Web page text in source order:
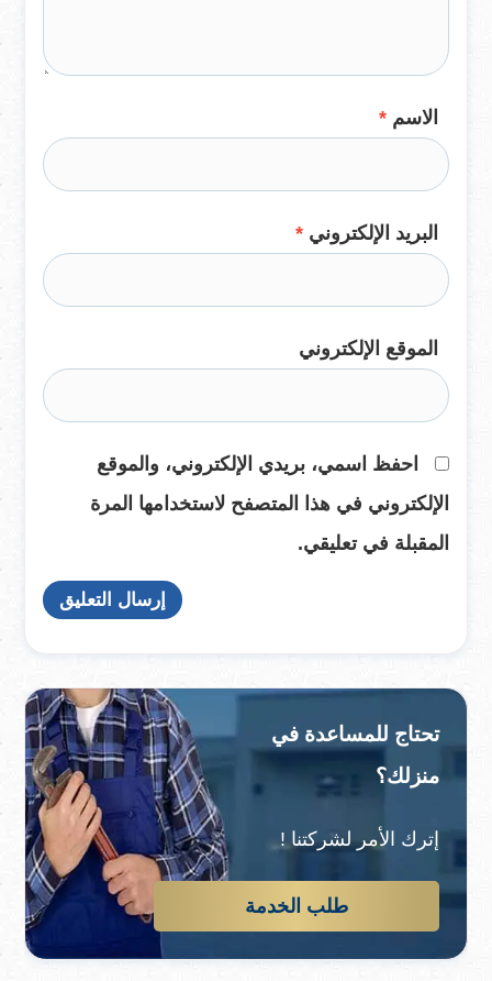
الاسم *
البريد الإلكتروني *
الموقع الإلكتروني
احفظ اسمي، بريدي الإلكتروني، والموقع
الإلكتروني في هذا المتصفح لاستخدامها المرة
المقبلة في تعليقي.
تحتاج للمساعدة في
منزلك؟
إترك الأمر لشركتنا !
طلب الخدمة